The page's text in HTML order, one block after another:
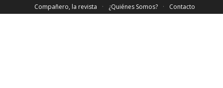
Compañero, la revista ¿Quiénes Somos? Contacto